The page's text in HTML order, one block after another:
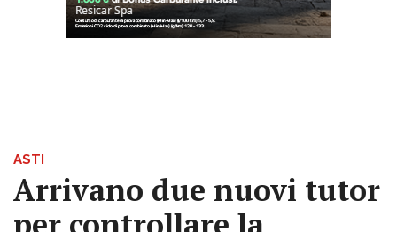
ASTI
Arrivano due nuovi tutor